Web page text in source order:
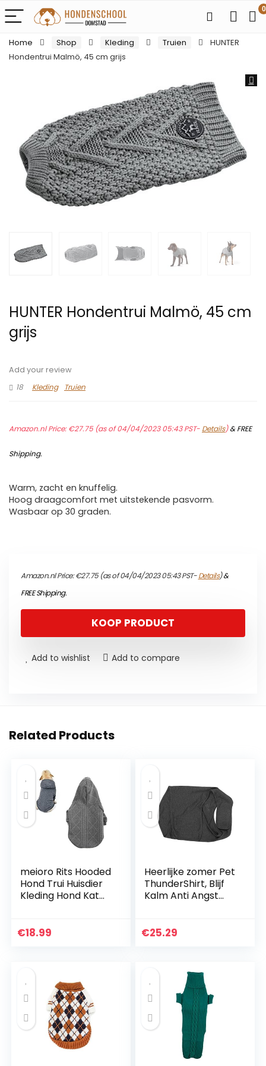
0
Home Shop Kleding Truien
HUNTER
Hondentrui Malmö, 45 cm grijs
HUNTER Hondentrui Malmö, 45 cm
grijs
Add your review
18
Kleding Truien
Amazon.nl Price:€27.75(as of 04/04/2023 05:43 PST- Details)&FREE
Shipping.
Warm, zacht en knuffelig.
Hoog draagcomfort met uitstekende pasvorm.
Wasbaar op 30 graden.
Amazon.nl Price:€27.75(as of 04/04/2023 05:43 PST-Details)&
FREE Shipping.
KOOP PRODUCT
Add to wishlist Add to compare
Related Products
meioro Rits Hooded
Hond Trui Huisdier
Kleding Hond Kat
Warme Hooded
€18.99
Heerlijke zomer Pet
ThunderShirt, Blijf
Kalm Anti Angst
voor Pet Puppy
€25.29